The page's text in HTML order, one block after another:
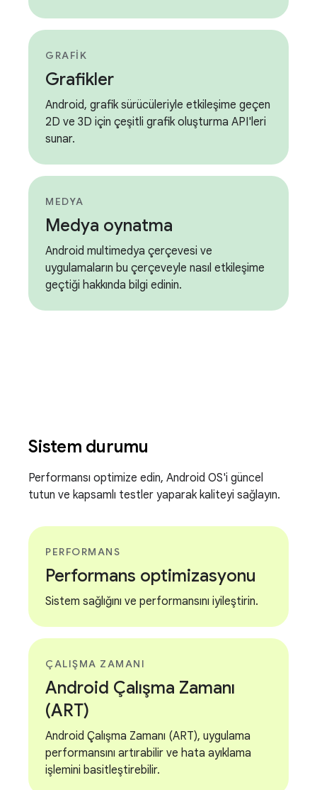
GRAFIK
Grafikler
Android, grafik sürücüleriyle etkileşime geçen
2D ve 3D için çeşitli grafik oluşturma API'leri
sunar.
MEDYA
Medya oynatma
Android multimedya çerçevesi ve
uygulamaların bu çerçeveyle nasıl etkileşime
geçtiği hakkında bilgi edinin.
Sistem durumu
Performansı optimize edin, Android OS'i güncel
tutun ve kapsamlı testler yaparak kaliteyi sağlayın.
PERFORMANS
Performans optimizasyonu
Sistem sağlığını ve performansını iyileştirin.
ÇALIŞMA ZAMANI
Android Çalışma Zamanı
(ART)
Android Çalışma Zamanı (ART), uygulama
performansını artırabilir ve hata ayıklama
işlemini basitleştirebilir.